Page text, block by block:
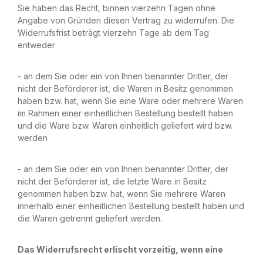
Sie haben das Recht, binnen vierzehn Tagen ohne
Angabe von Gründen diesen Vertrag zu widerrufen. Die
Widerrufsfrist beträgt vierzehn Tage ab dem Tag
entweder
- an dem Sie oder ein von Ihnen benannter Dritter, der
nicht der Beförderer ist, die Waren in Besitz genommen
haben bzw. hat, wenn Sie eine Ware oder mehrere Waren
im Rahmen einer einheitlichen Bestellung bestellt haben
und die Ware bzw. Waren einheitlich geliefert wird bzw.
werden
- an dem Sie oder ein von Ihnen benannter Dritter, der
nicht der Beförderer ist, die letzte Ware in Besitz
genommen haben bzw. hat, wenn Sie mehrere Waren
innerhalb einer einheitlichen Bestellung bestellt haben und
die Waren getrennt geliefert werden.
Das Widerrufsrecht erlischt vorzeitig, wenn eine